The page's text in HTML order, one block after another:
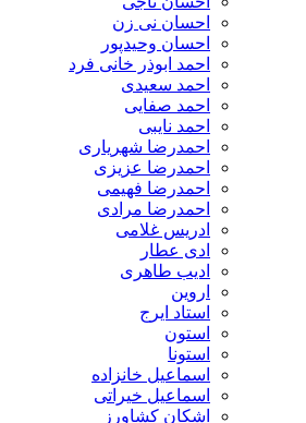
احسان نی زن
احسان وحیدپور
احمد ابوذر خانی فرد
احمد سعیدی
احمد صفایی
احمد نایبی
احمدرضا شهریاری
احمدرضا عزیزی
احمدرضا فهیمی
احمدرضا مرادی
ادریس غلامی
ادی عطار
ادیب طاهری
اروین
استاد ایرج
استون
استونا
اسماعیل خانزاده
اسماعیل خیراتی
اشکان کشاورز